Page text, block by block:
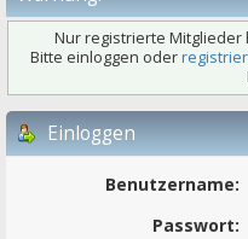
Nur registrierte Mitglieder
Bitte einloggen oder
Einloggen
Benutzername:
Passwort: